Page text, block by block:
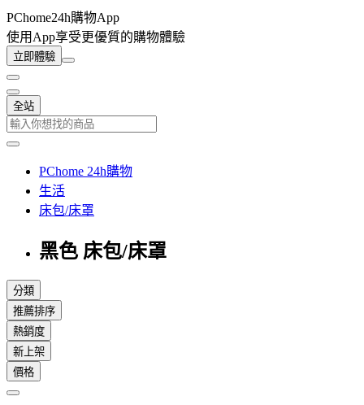
PChome24h購物App
使用App享受更優質的購物體驗
立即體驗
全站
PChome 24h購物
生活
床包/床罩
黑色 床包/床罩
分類
推薦排序
熱銷度
新上架
價格